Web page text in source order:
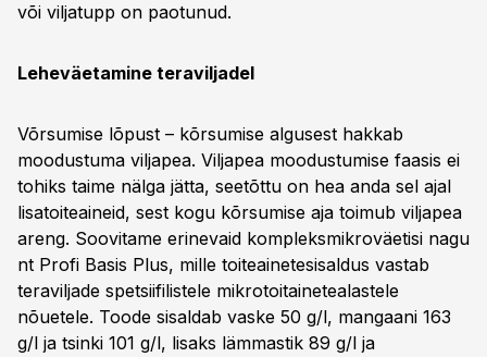
või viljatupp on paotunud.
Leheväetamine teraviljadel
Võrsumise lõpust – kõrsumise algusest hakkab
moodustuma viljapea. Viljapea moodustumise faasis ei
tohiks taime nälga jätta, seetõttu on hea anda sel ajal
lisatoiteaineid, sest kogu kõrsumise aja toimub viljapea
areng. Soovitame erinevaid kompleksmikroväetisi nagu
nt Profi Basis Plus, mille toiteainetesisaldus vastab
teraviljade spetsiifilistele mikrotoitainetealastele
nõuetele. Toode sisaldab vaske 50 g/l, mangaani 163
g/l ja tsinki 101 g/l, lisaks lämmastik 89 g/l ja